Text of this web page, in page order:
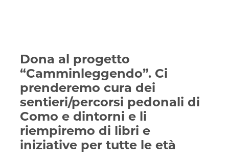
Dona al progetto
“Camminleggendo”. Ci
prenderemo cura dei
sentieri/percorsi pedonali di
Como e dintorni e li
riempiremo di libri e
iniziative per tutte le età